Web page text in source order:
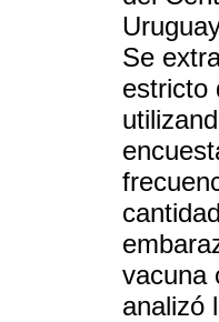
Se
estricto
vacuna
analizó